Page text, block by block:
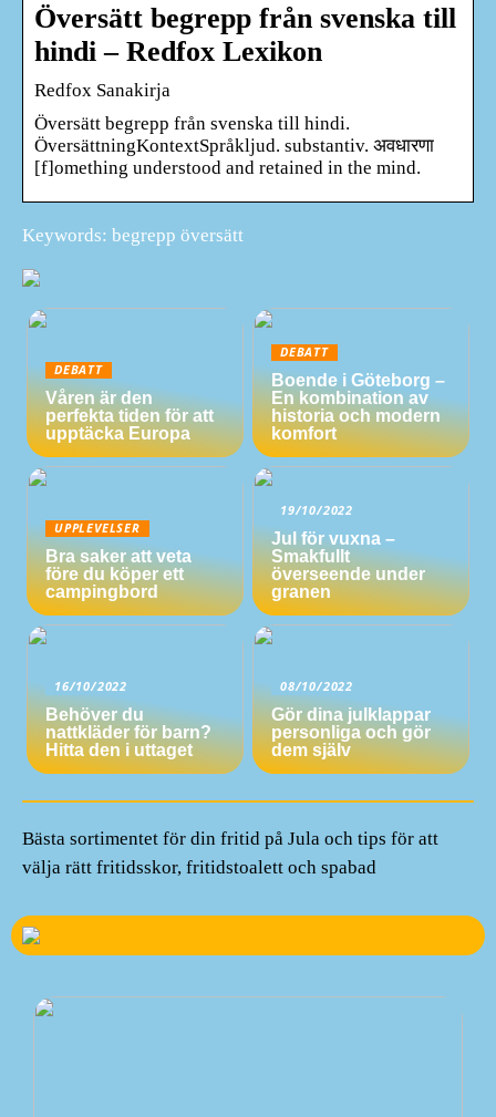
Översätt begrepp från svenska till
hindi – Redfox Lexikon
Redfox Sanakirja
Översätt begrepp från svenska till hindi.
ÖversättningKontextSpråkljud. substantiv. अवधारणा
[f]omething understood and retained in the mind.
Keywords: begrepp översätt
DEBATT
Våren är den
perfekta tiden för att
upptäcka Europa
DEBATT
Boende i Göteborg –
En kombination av
historia och modern
komfort
UPPLEVELSER
Bra saker att veta
före du köper ett
campingbord
19/10/2022
Jul för vuxna –
Smakfullt
överseende under
granen
16/10/2022
Behöver du
nattkläder för barn?
Hitta den i uttaget
08/10/2022
Gör dina julklappar
personliga och gör
dem själv
Bästa sortimentet för din fritid på Jula och tips för att
välja rätt fritidsskor, fritidstoalett och spabad